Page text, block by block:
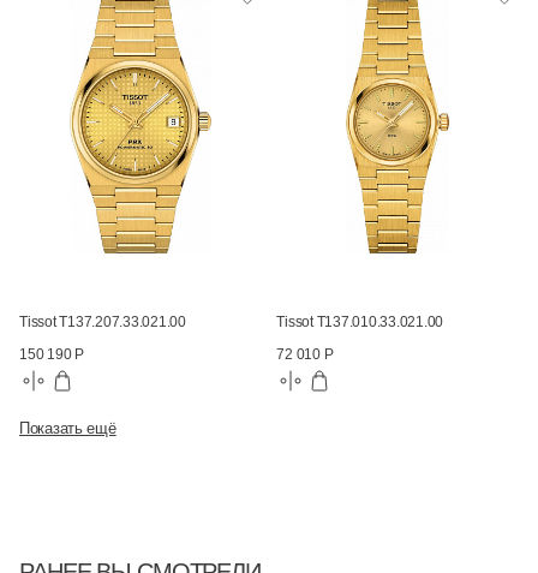
Tissot T137.207.33.021.00
150 190 Р
Tissot T137.010.33.021.00
72 010 Р
Показать ещё